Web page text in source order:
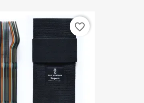
favorite_border